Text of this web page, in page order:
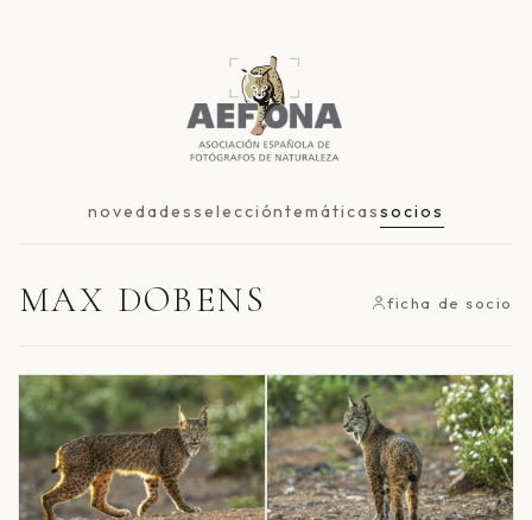
novedadesseleccióntemáticassocios
MAX DOBENS ficha de socio